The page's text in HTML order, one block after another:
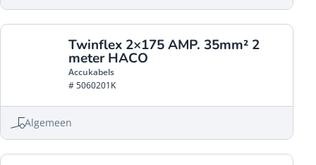
Twinflex 2×175 AMP. 35mm² 2
meter HACO
Accukabels
# 5060201K
Algemeen